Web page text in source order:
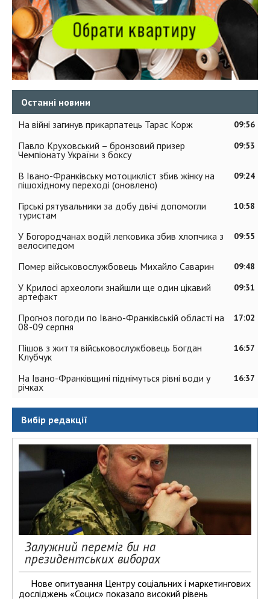
Останні новини
09:56
На війні загинув прикарпатець Тарас Корж
09:53
Павло Круховський – бронзовий призер
Чемпіонату України з боксу
09:24
В Івано-Франківську мотоцикліст збив жінку на
пішохідному переході (оновлено)
10:58
Гірські рятувальники за добу двічі допомогли
туристам
09:55
У Богородчанах водій легковика збив хлопчика з
велосипедом
09:48
Помер військовослужбовець Михайло Саварин
09:31
У Крилосі археологи знайшли ще один цікавий
артефакт
17:02
Прогноз погоди по Івано-Франківській області на
08-09 серпня
16:57
Пішов з життя військовослужбовець Богдан
Клубчук
16:37
На Івано-Франківщині піднімуться рівні води у
річках
Вибір редакції
Залужний переміг би на
президентських виборах
Нове опитування Центру соціальних і маркетингових
досліджень «Социс» показало високий рівень